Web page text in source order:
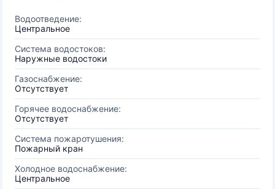
Водоотведение:
Центральное
Система водостоков:
Наружные водостоки
Газоснабжение:
Отсутствует
Горячее водоснабжение:
Отсутствует
Система пожаротушения:
Пожарный кран
Холодное водоснабжение:
Центральное